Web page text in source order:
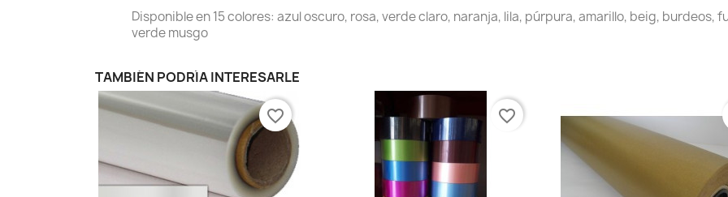
Disponible en 15 colores: azul oscuro, rosa, verde claro, naranja, lila, púrpura, amarillo, beig, burdeos,
verde musgo
TAMBIÉN PODRÍA INTERESARLE
favorite_border favorite_border